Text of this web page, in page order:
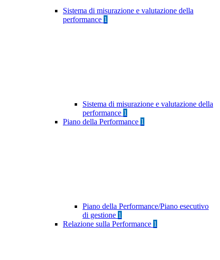
Sistema di misurazione e valutazione della
performance 1
Sistema di misurazione e valutazione della
performance 1
Piano della Performance 1
Piano della Performance/Piano esecutivo
di gestione 1
Relazione sulla Performance 1